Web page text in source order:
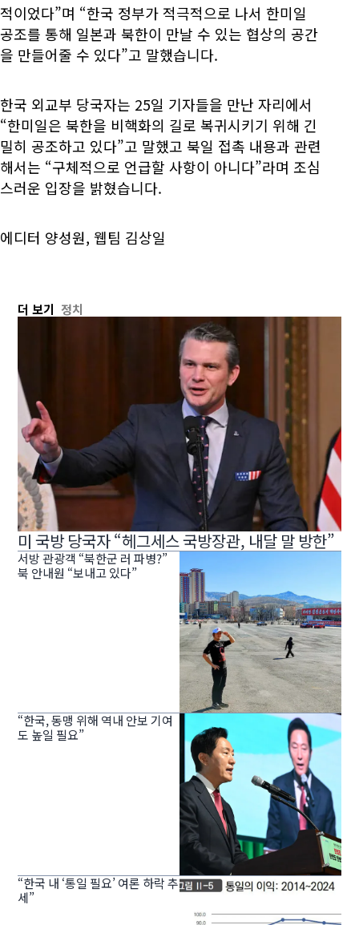
적이었다”며 “한국 정부가 적극적으로 나서 한미일
공조를 통해 일본과 북한이 만날 수 있는 협상의 공간
을 만들어줄 수 있다”고 말했습니다.
한국 외교부 당국자는 25일 기자들을 만난 자리에서
“한미일은 북한을 비핵화의 길로 복귀시키기 위해 긴
밀히 공조하고 있다”고 말했고 북일 접촉 내용과 관련
해서는 “구체적으로 언급할 사항이 아니다”라며 조심
스러운 입장을 밝혔습니다.
에디터 양성원, 웹팀 김상일
더 보기 정치
미 국방 당국자 “헤그세스 국방장관, 내달 말 방한”
서방 관광객 “북한군 러 파병?”
북 안내원 “보내고 있다”
“한국, 동맹 위해 역내 안보 기여
도 높일 필요”
“한국 내 ‘통일 필요’ 여론 하락 추
세”